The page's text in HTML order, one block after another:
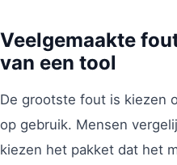
Veelgemaakte
van een tool
De grootste fout is kiezen
op gebruik. Mensen
kiezen het pakket dat het